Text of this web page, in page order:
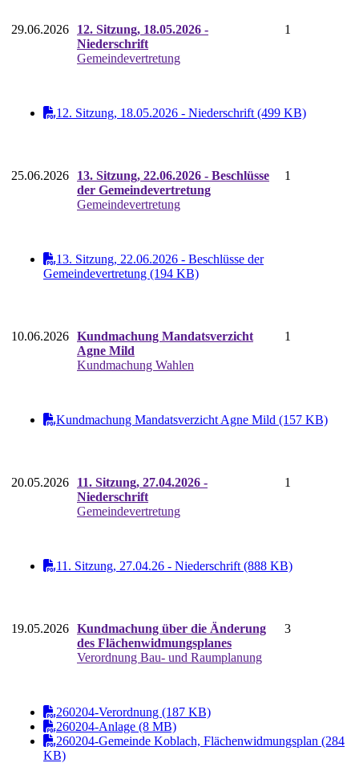
29.06.2026
12. Sitzung, 18.05.2026 -
Niederschrift
Gemeindevertretung
1
12. Sitzung, 18.05.2026 - Niederschrift (499 KB)
25.06.2026
13. Sitzung, 22.06.2026 - Beschlüsse
der Gemeindevertretung
Gemeindevertretung
1
13. Sitzung, 22.06.2026 - Beschlüsse der
Gemeindevertretung (194 KB)
10.06.2026 Kundmachung Mandatsverzicht
Agne Mild
Kundmachung Wahlen
1
Kundmachung Mandatsverzicht Agne Mild (157 KB)
20.05.2026
11. Sitzung, 27.04.2026 -
Niederschrift
Gemeindevertretung
1
11. Sitzung, 27.04.26 - Niederschrift (888 KB)
19.05.2026 Kundmachung über die Änderung
des Flächenwidmungsplanes
Verordnung Bau- und Raumplanung
3
260204-Verordnung (187 KB)
260204-Anlage (8 MB)
260204-Gemeinde Koblach, Flächenwidmungsplan (284
KB)